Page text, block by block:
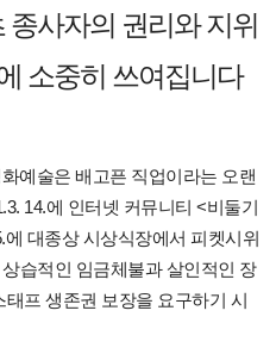
종사자의 권리와 지위
소중히 쓰여집니다
예술은 배고픈 직업이라는 오랜
14.에 인터넷 커뮤니티 <비둘기
에 대종상 시상식장에서 피켓시위
습적인 임금체불과 살인적인 장
프 생존권 보장을 요구하기 시